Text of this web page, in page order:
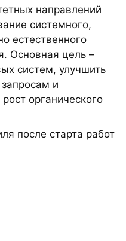
направлений
системного,
естественного
Основная цель –
систем, улучшить
и
органического
после старта работ